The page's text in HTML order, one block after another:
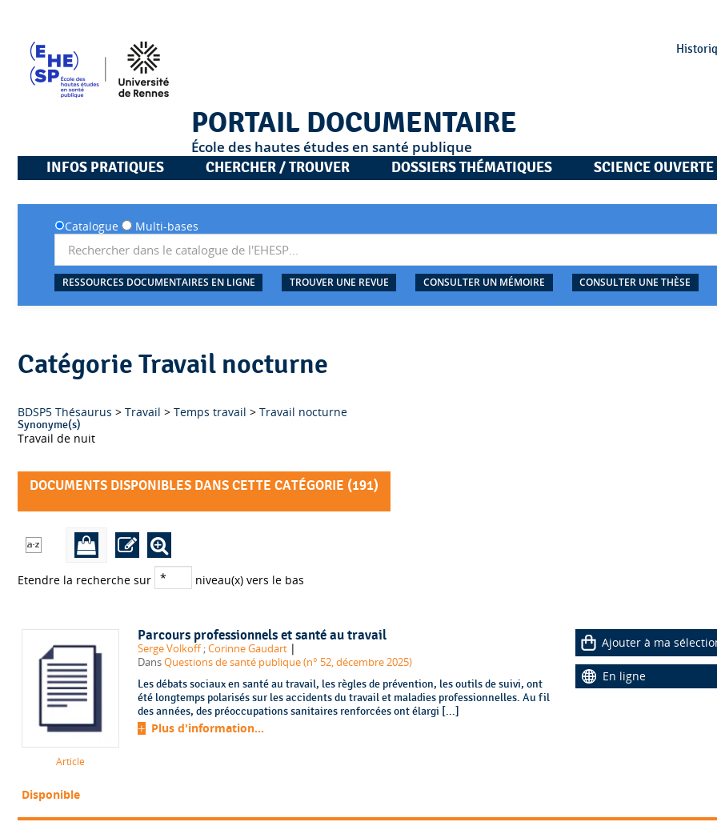
PORTAIL DOCUMENTAIRE
École des hautes études en santé publique
INFOS PRATIQUES
CHERCHER / TROUVER DOSSIERS THÉMATIQUES SCIENCE OUVERTE
Catalogue Multi-bases
RESSOURCES DOCUMENTAIRES EN LIGNE TROUVER UNE REVUE CONSULTER UN MÉMOIRE CONSULTER UNE THÈSE
Catégorie Travail nocturne
BDSP5 Thésaurus > Travail > Temps travail > Travail nocturne
Synonyme(s)
Travail de nuit
DOCUMENTS DISPONIBLES DANS CETTE CATÉGORIE (191)
Etendre la recherche sur niveau(x) vers le bas
Article
Parcours professionnels et santé au travail
Serge Volkoff ;Corinne Gaudart |
DansQuestions de santé publique (n° 52, décembre 2025)
Les débats sociaux en santé au travail, les règles de prévention, les outils de suivi, ont
été longtemps polarisés sur les accidents du travail et maladies professionnelles. Au fil
des années, des préoccupations sanitaires renforcées ont élargi [...]
Plus d'information...
Ajouter à ma
En ligne
Disponible